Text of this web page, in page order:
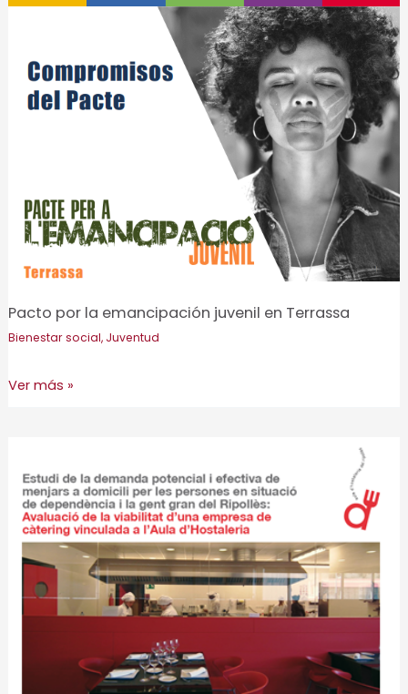
i
Sabadell
Pacto por la emancipación juvenil en Terrassa
Bienestar social, Juventud
Pacto
juvenil
en
Terrassa
Ver más »